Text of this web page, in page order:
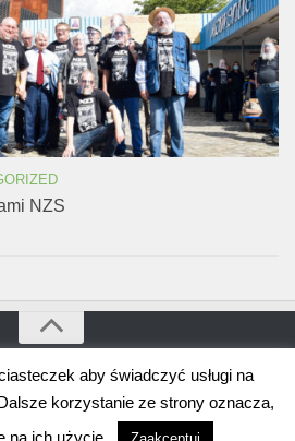
NZS
Wszystkie prawa zastrzeżone
. Szablon autorstwaAlx.
aby świadczyć usługi na
korzystanie ze strony oznacza,
ich użycie..